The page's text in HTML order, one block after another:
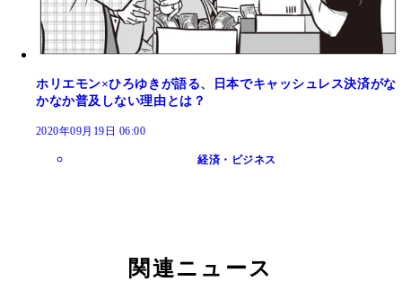
ホリエモン×ひろゆきが語る、日本でキャッシュレス決済がな
かなか普及しない理由とは？
2020年09月19日 06:00
経済・ビジネス
関連ニュース